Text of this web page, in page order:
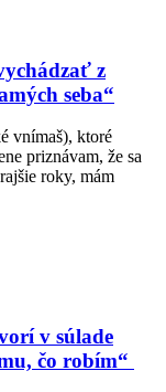
z
seba“
vnímaš), ktoré
priznávam, že sa
roky, mám
v súlade
čo robím“